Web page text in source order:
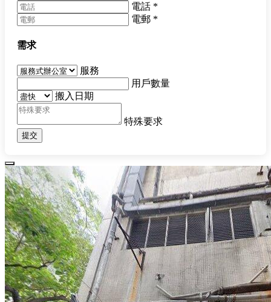
電話 *
電郵 *
需求
服務
用戶數量
搬入日期
特殊要求
提交